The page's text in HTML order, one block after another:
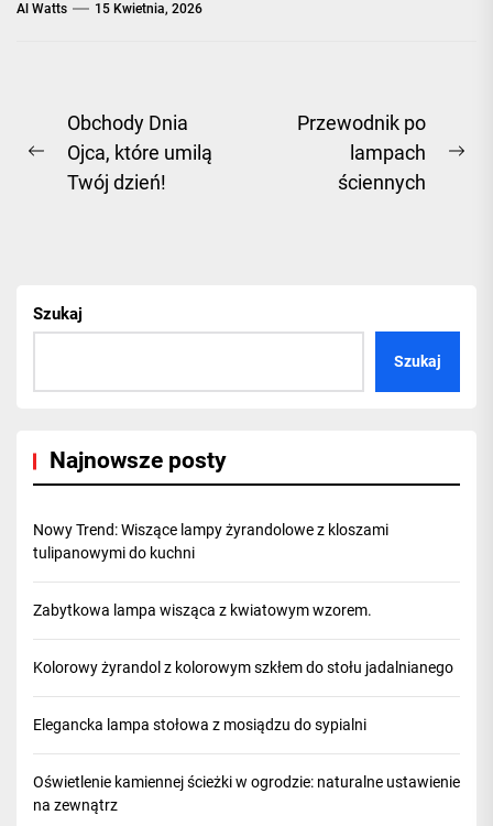
Al Watts 15 Kwietnia, 2026
Nawigacja
wpisu
Previous
Obchody Dnia
Ojca, które umilą
Twój dzień!
Przewodnik po
lampach
ściennych
Szukaj
Szukaj
Najnowsze posty
Nowy Trend: Wiszące lampy żyrandolowe z kloszami
tulipanowymi do kuchni
Zabytkowa lampa wisząca z kwiatowym wzorem.
Kolorowy żyrandol z kolorowym szkłem do stołu jadalnianego
Elegancka lampa stołowa z mosiądzu do sypialni
Oświetlenie kamiennej ścieżki w ogrodzie: naturalne ustawienie
na zewnątrz